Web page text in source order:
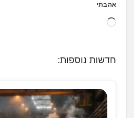
אהבתי
ט
.
.
חדשות נוספות: